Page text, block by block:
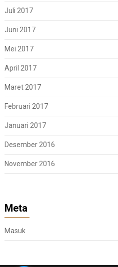
Juli 2017
Juni 2017
Mei 2017
April 2017
Maret 2017
Februari 2017
Januari 2017
Desember 2016
November 2016
Meta
Masuk